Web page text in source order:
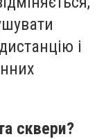
і
сквери?